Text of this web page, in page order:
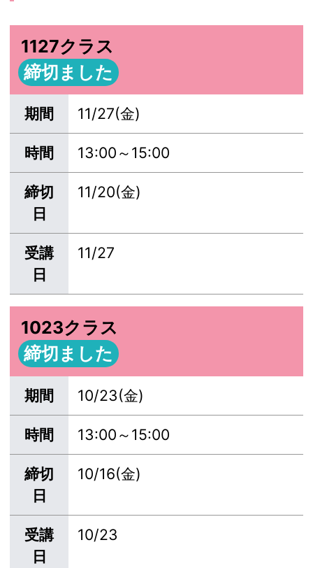
1127クラス
締切ました
期間 11/27(金)
時間 13:00～15:00
締切
日
11/20(金)
受講
日
11/27
1023クラス
締切ました
期間 10/23(金)
時間 13:00～15:00
締切
日
10/16(金)
受講
日
10/23